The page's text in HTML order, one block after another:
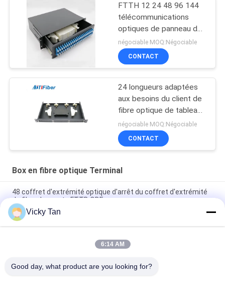
FTTH 12 24 48 96 144
télécommunications
optiques de panneau de
brassage de fibre de
port support de 19
pouces monté
négociable MOQ:Négociable
CONTACT
24 longueurs adaptées
aux besoins du client de
fibre optique de tableau
de connexions de Sc Sx
Ftth Mpo Mtp
négociable MOQ:Négociable
CONTACT
Box en fibre optique Terminal
48 coffret d'extrémité optique d'arrêt du coffret d'extrémité
de fibre des ports FTTB ODF
Glissant le type coffret d'extrémité optique de tableau de
connexions de la boîte de jonction de FTTH ODF
Sc optique de épissure du duplex LC de coffret d'extrémité de
Vicky Tan
6:14 AM
Good day, what product are you looking for?